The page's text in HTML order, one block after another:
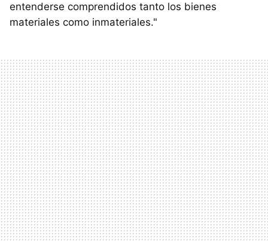
entenderse comprendidos tanto los bienes
materiales como inmateriales."